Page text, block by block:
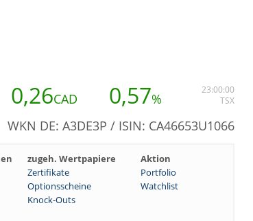
0,26CAD 0,57%
23:00:00
TSX
WKN DE: A3DE3P / ISIN: CA46653U1066
zugeh. Wertpapiere
Aktion
Zertifikate
Portfolio
Optionsscheine
Watchlist
Knock-Outs